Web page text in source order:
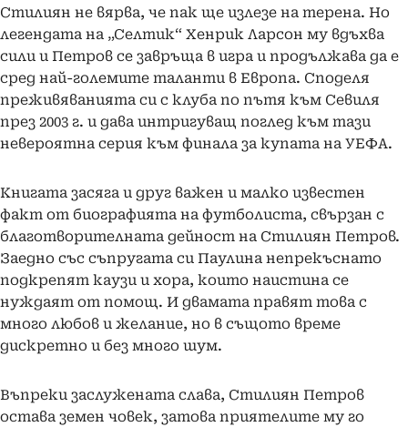
Стилиян не вярва, че пак ще излезе на терена. Но
легендата на „Селтик“ Хенрик Ларсон му вдъхва
сили и Петров се завръща в игра и продължава да е
сред най-големите таланти в Европа. Споделя
преживяванията си с клуба по пътя към Севиля
през 2003 г. и дава интригуващ поглед към тази
невероятна серия към финала за купата на УЕФА.
Книгата засяга и друг важен и малко известен
факт от биографията на футболиста, свързан с
благотворителната дейност на Стилиян Петров.
Заедно със съпругата си Паулина непрекъснато
подкрепят каузи и хора, които наистина се
нуждаят от помощ. И двамата правят това с
много любов и желание, но в същото време
дискретно и без много шум.
Въпреки заслужената слава, Стилиян Петров
остава земен човек, затова приятелите му го